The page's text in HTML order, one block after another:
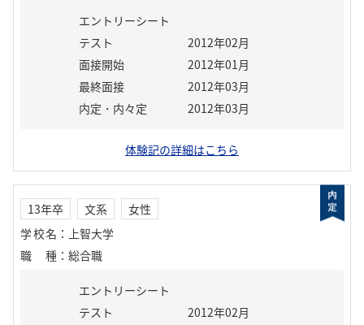
エントリーシート
テスト
2012年02月
面接開始
2012年01月
最終面接
2012年03月
内定・内々定
2012年03月
体験記の詳細はこちら
13年卒 文系
女性
学校名 ： 上智大学
職種 ： 総合職
エントリーシート
テスト
2012年02月